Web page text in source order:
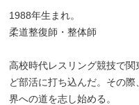
1988年生まれ。
柔道整復師・整体師
高校時代レスリング競技で
ど部活に打ち込んだ。その
界への道を志し始める。